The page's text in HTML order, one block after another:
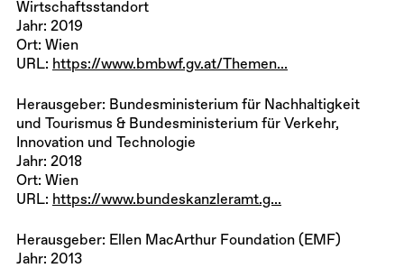
Wirtschaftsstandort
Jahr: 2019
Ort: Wien
URL: https://www.bmbwf.gv.at/Themen...
Herausgeber: Bundesministerium für Nachhaltigkeit
und Tourismus & Bundesministerium für Verkehr,
Innovation und Technologie
Jahr: 2018
Ort: Wien
URL: https://www.bundeskanzleramt.g...
Herausgeber: Ellen MacArthur Foundation (EMF)
Jahr: 2013